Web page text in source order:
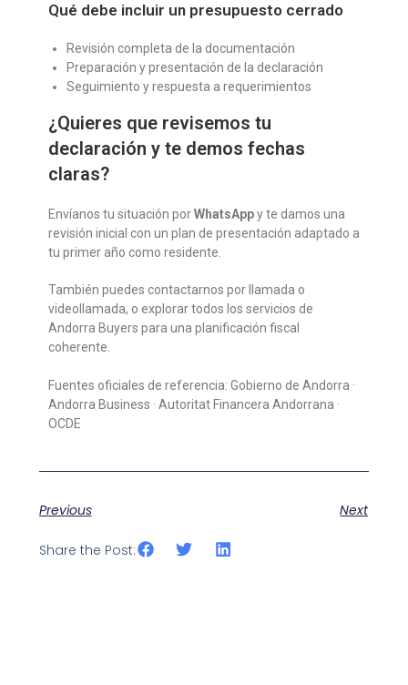
Qué debe incluir un presupuesto cerrado
Revisión completa de la documentación
Preparación y presentación de la declaración
Seguimiento y respuesta a requerimientos
¿Quieres que revisemos tu
declaración y te demos fechas
claras?
Envíanos tu situación porWhatsAppy te damos una
revisión inicial con un plan de presentación adaptado a
tu primer año como residente.
También puedes contactarnos por llamada o
videollamada, o explorar todos los servicios de
Andorra Buyers para una planificación fiscal
coherente.
Fuentes oficiales de referencia: Gobierno de Andorra ·
Andorra Business · Autoritat Financera Andorrana ·
OCDE
Previous Next
Share the Post: